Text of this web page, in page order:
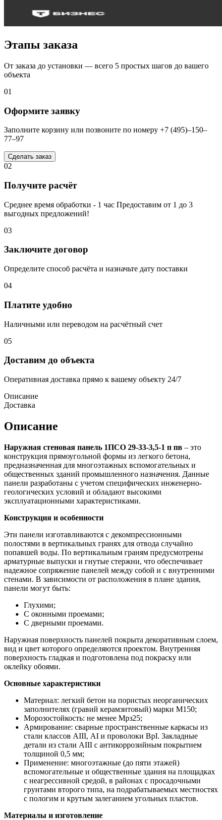
Этапы заказа
От заказа до установки — всего 5 простых шагов до вашего
объекта
01
Оформите заявку
Заполните корзину или позвоните по номеру +7 (495)–150–
77–97
Сделать заказ
02
Получите расчёт
Среднее время обработки - 1 час Предоставим от 1 до 3
выгодных предложений!
03
Заключите договор
Определите способ расчёта и назначьте дату поставки
04
Платите удобно
Наличными или переводом на расчётный счет
05
Доставим до объекта
Оперативная доставка прямо к вашему объекту 24/7
Описание
Доставка
Описание
Наружная стеновая панель 1ПСО 29-33-3,5-1 п пв – это
конструкция прямоугольной формы из легкого бетона,
предназначенная для многоэтажных вспомогательных и
общественных зданий промышленного назначения. Данные
панели разработаны с учетом специфических инженерно-
геологических условий и обладают высокими
эксплуатационными характеристиками.
Конструкция и особенности
Эти панели изготавливаются с декомпрессионными
полостями в вертикальных гранях для отвода случайно
попавшей воды. По вертикальным граням предусмотрены
арматурные выпуски и гнутые стержни, что обеспечивает
надежное сопряжение панелей между собой и с внутренними
стенами. В зависимости от расположения в плане здания,
панели могут быть:
Глухими;
С оконными проемами;
С дверными проемами.
Наружная поверхность панелей покрыта декоративным слоем,
вид и цвет которого определяются проектом. Внутренняя
поверхность гладкая и подготовлена под покраску или
оклейку обоями.
Основные характеристики
Материал: легкий бетон на пористых неорганических
заполнителях (гравий керамзитовый) марки М150;
Морозостойкость: не менее Мрз25;
Армирование: сварные пространственные каркасы из
стали классов АIII, АI и проволоки ВрI. Закладные
детали из стали АIII с антикоррозийным покрытием
толщиной 0,5 мм;
Применение: многоэтажные (до пяти этажей)
вспомогательные и общественные здания на площадках
с неагрессивной средой, в районах с просадочными
грунтами второго типа, на подрабатываемых местностях
с пологим и крутым залеганием угольных пластов.
Материалы и изготовление